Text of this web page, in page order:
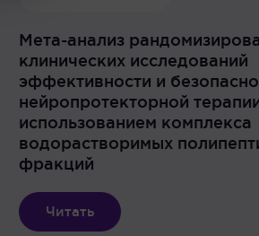
Мета-анализ
клинических исследований
эффективности и
нейропротекторной
использованием комплекса
водорастворимых
фракций
Читать